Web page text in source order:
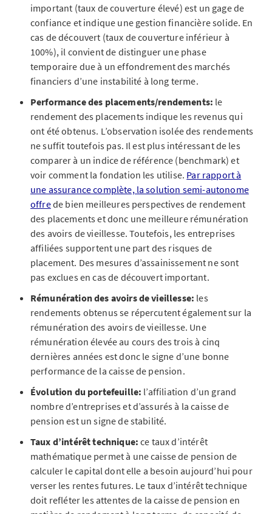
important (taux de couverture élevé) est un gage de
confiance et indique une gestion financière solide. En
cas de découvert (taux de couverture inférieur à
100%), il convient de distinguer une phase
temporaire due à un effondrement des marchés
financiers d’une instabilité à long terme.
Performance des placements/rendements: le
rendement des placements indique les revenus qui
ont été obtenus. L’observation isolée des rendements
ne suffit toutefois pas. Il est plus intéressant de les
comparer à un indice de référence (benchmark) et
voir comment la fondation les utilise. Par rapport à
une assurance complète, la solution semi-autonome
offrede bien meilleures perspectives de rendement
des placements et donc une meilleure rémunération
des avoirs de vieillesse. Toutefois, les entreprises
affiliées supportent une part des risques de
placement. Des mesures d’assainissement ne sont
pas exclues en cas de découvert important.
Rémunération des avoirs de vieillesse: les
rendements obtenus se répercutent également sur la
rémunération des avoirs de vieillesse. Une
rémunération élevée au cours des trois à cinq
dernières années est donc le signe d’une bonne
performance de la caisse de pension.
Évolution du portefeuille: l’affiliation d’un grand
nombre d’entreprises et d’assurés à la caisse de
pension est un signe de stabilité.
Taux d’intérêt technique:ce taux d’intérêt
mathématique permet à une caisse de pension de
calculer le capital dont elle a besoin aujourd’hui pour
verser les rentes futures. Le taux d’intérêt technique
doit refléter les attentes de la caisse de pension en